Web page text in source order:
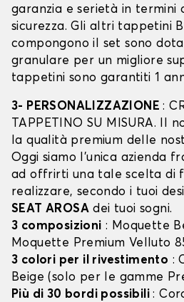
garanzia e serietà in termini
sicurezza. Gli altri tappetini
compongono il set sono
granulare per un migliore
tappetini sono garantiti 1
3- PERSONALIZZAZIONE:
TAPPETINO SU MISURA. Il
la qualità premium delle
Oggi siamo l’unica azienda
ad offrirti una tale scelta di
realizzare, secondo i tuoi
SEAT AROSA dei tuoi sogni.
3 composizioni : Moquette
Moquette Premium Velluto
3 colori per il rivestimento :
Beige (solo per le gamme
Più di 30 bordi possibili: